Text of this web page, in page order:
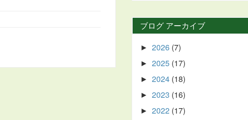
ブログ アーカイブ
► 2026 (7)
► 2025 (17)
► 2024 (18)
► 2023 (16)
► 2022 (17)